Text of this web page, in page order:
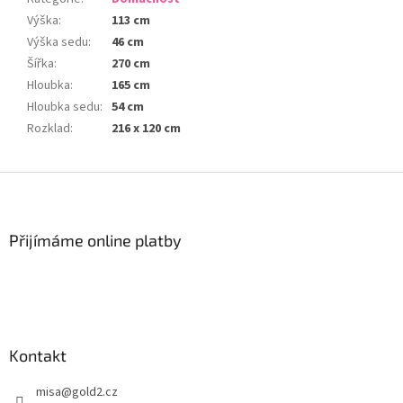
Výška:
113 cm
Výška sedu:
46 cm
Šířka:
270 cm
Hloubka:
165 cm
Hloubka sedu: 54 cm
Rozklad: 216 x 120 cm
Přijímáme online platby
Kontakt
misa@gold2.cz